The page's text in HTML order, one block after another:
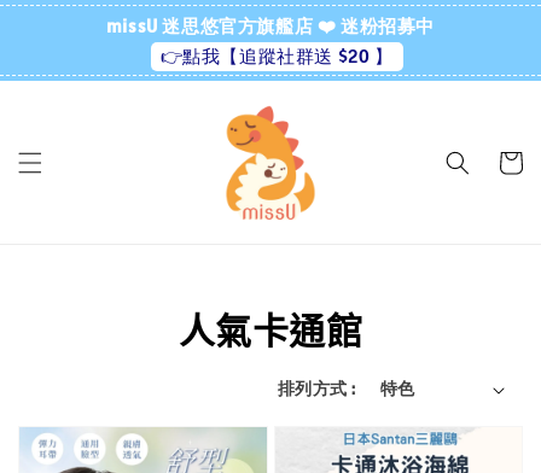
missU 迷思悠官方旗艦店 ❤️ 迷粉招募中
👉點我【追蹤社群送 $20 】
人氣卡通館
排列方式 :